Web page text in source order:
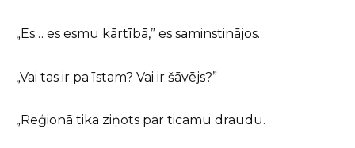
„Es… es esmu kārtībā,” es saminstinājos.
„Vai tas ir pa īstam? Vai ir šāvējs?”
„Reģionā tika ziņots par ticamu draudu.